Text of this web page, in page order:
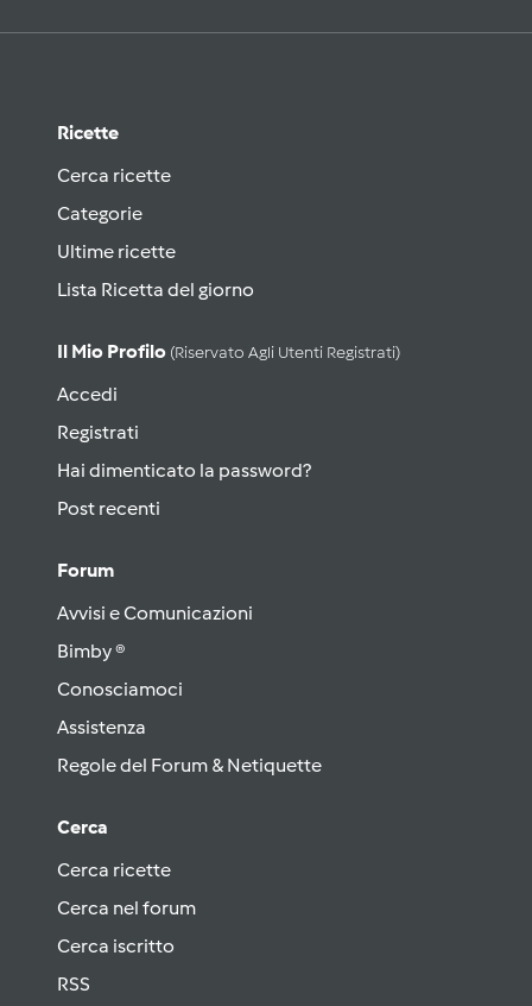
Ricette
Cerca ricette
Categorie
Ultime ricette
Lista Ricetta del giorno
Il Mio Profilo (riservato Agli Utenti Registrati)
Accedi
Registrati
Hai dimenticato la password?
Post recenti
Forum
Avvisi e Comunicazioni
Bimby ®
Conosciamoci
Assistenza
Regole del Forum & Netiquette
Cerca
Cerca ricette
Cerca nel forum
Cerca iscritto
RSS